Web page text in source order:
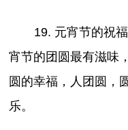
19. 元宵节的祝
宵节的团圆最有滋味
圆的幸福，人团圆，
乐。